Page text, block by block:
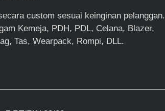
custom sesuai keinginan pelanggan.
Kemeja, PDH, PDL, Celana, Blazer,
Tas, Wearpack, Rompi, DLL.